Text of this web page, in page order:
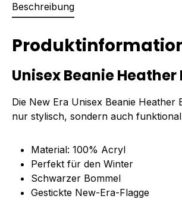
Beschreibung
Unisex Beanie
Die New Era Unisex Beanie
nur stylisch, sondern auch
Material: 100% Acryl
Perfekt für den Winter
Schwarzer Bommel
Gestickte New-Era-Flagge